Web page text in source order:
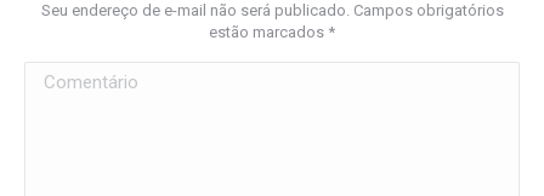
Seu endereço de e-mail não será publicado. Campos obrigatórios
estão marcados *
Comentário